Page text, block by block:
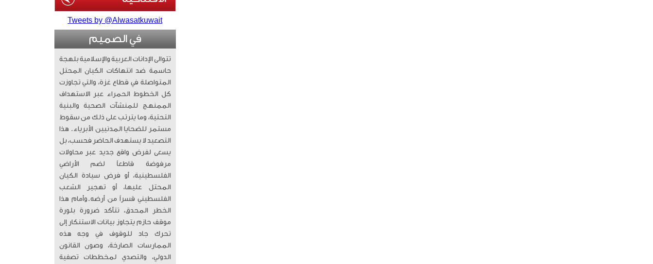
Tweets by @Alwasatkuwait
في الصميم
تتوالى الإدانات العربية والإسلامية بلهجة
حاسمة ضد انتهاكات الكيان المحتل
المتواصلة في قطاع غزة، والتي تجاوزت
كل الخطوط الحمراء عبر الاستهداف
الممنهج للمنشآت الصحية والبنية
التحتية، وما يترتب على ذلك من سقوط
مستمر للضحايا المدنيين الأبرياء. ​ هذا
التصعيد لا يستهدف الحاضر فحسب، بل
يسعى لفرض واقع جديد عبر محاولات
مرفوضة قاطعاً لضم الأراضي
الفلسطينية، أو فرض سيادة الكيان
المحتل عليها، أو تهجير الشعب
الفلسطيني قسراً من أرضه. ​وأمام هذا
الخطر المحدق، تتأكد ضرورة بلورة
موقف حازم يتجاوز بيانات الاستنكار إلى
تحرك جاد للوقوف في وجه هذه
الممارسات الصارخة، وصون القانون
الدولي، والتصدي لمخططات تصفية